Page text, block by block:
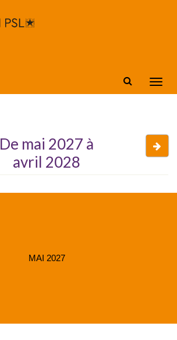
De mai 2027 à
avril 2028
MAI 2027